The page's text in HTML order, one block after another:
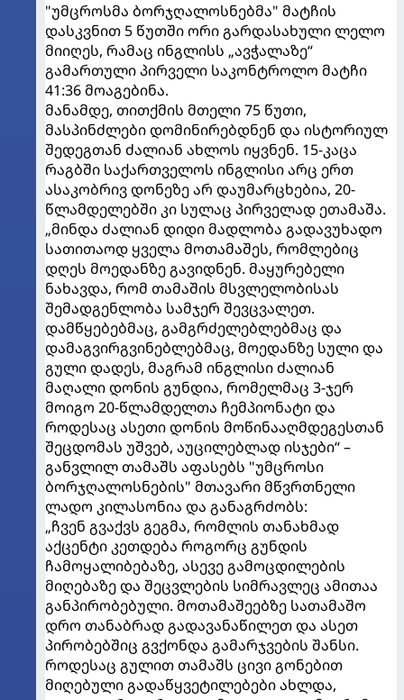
"უმცროსმა ბორჯღალოსნებმა" მატჩის
დასკვნით 5 წუთში ორი გარდასახული ლელო
მიიღეს, რამაც ინგლისს „ავჭალაზე“
გამართული პირველი საკონტროლო მატჩი
41:36 მოაგებინა.
მანამდე, თითქმის მთელი 75 წუთი,
მასპინძლები დომინირებდნენ და ისტორიულ
შედეგთან ძალიან ახლოს იყვნენ. 15-კაცა
რაგბში საქართველოს ინგლისი არც ერთ
ასაკობრივ დონეზე არ დაუმარცხებია, 20-
წლამდელებში კი სულაც პირველად ეთამაშა.
„მინდა ძალიან დიდი მადლობა გადავუხადო
სათითაოდ ყველა მოთამაშეს, რომლებიც
დღეს მოედანზე გავიდნენ. მაყურებელი
ნახავდა, რომ თამაშის მსვლელობისას
შემადგენლობა სამჯერ შევცვალეთ.
დამწყებებმაც, გამგრძელებლებმაც და
დამაგვირგვინებლებმაც, მოედანზე სული და
გული დადეს, მაგრამ ინგლისი ძალიან
მაღალი დონის გუნდია, რომელმაც 3-ჯერ
მოიგო 20-წლამდელთა ჩემპიონატი და
როდესაც ასეთი დონის მოწინააღმდეგესთან
შეცდომას უშვებ, აუცილებლად ისჯები“ –
განვლილ თამაშს აფასებს "უმცროსი
ბორჯღალოსნების" მთავარი მწვრთნელი
ლადო კილასონია და განაგრძობს:
„ჩვენ გვაქვს გეგმა, რომლის თანახმად
აქცენტი კეთდება როგორც გუნდის
ჩამოყალიბებაზე, ასევე გამოცდილების
მიღებაზე და შეცვლების სიმრავლეც ამითაა
განპირობებული. მოთამაშეებზე სათამაშო
დრო თანაბრად გადავანაწილეთ და ასეთ
პირობებშიც გვქონდა გამარჯვების შანსი.
როდესაც გულით თამაშს ცივი გონებით
მიღებული გადაწყვეტილებები ახლდა,